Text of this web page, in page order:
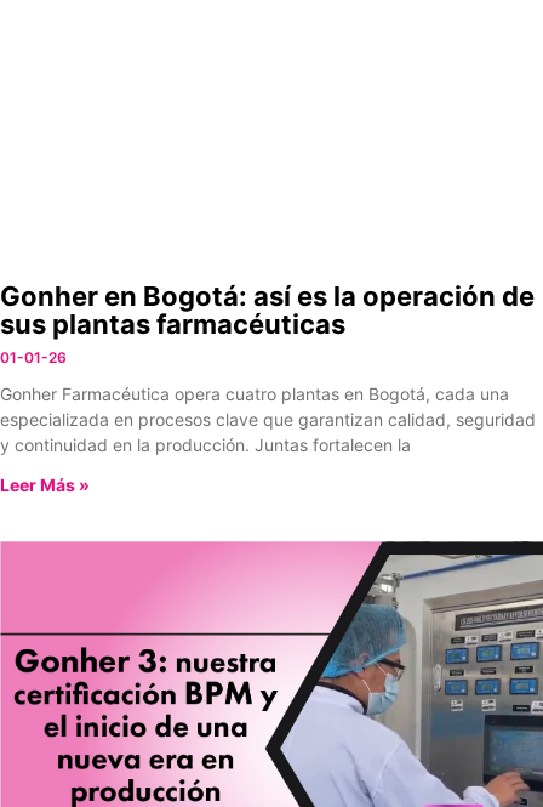
Gonher en Bogotá: así es la operación de
sus plantas farmacéuticas
01-01-26
Gonher Farmacéutica opera cuatro plantas en Bogotá, cada una
especializada en procesos clave que garantizan calidad, seguridad
y continuidad en la producción. Juntas fortalecen la
Leer Más »